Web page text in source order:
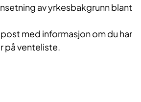
av yrkesbakgrunn blant
med informasjon om du har
på venteliste.